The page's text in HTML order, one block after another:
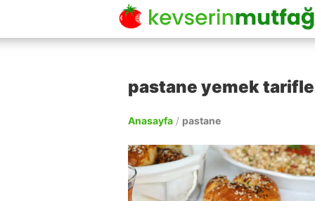
pastane yemek
Anasayfa / pastane